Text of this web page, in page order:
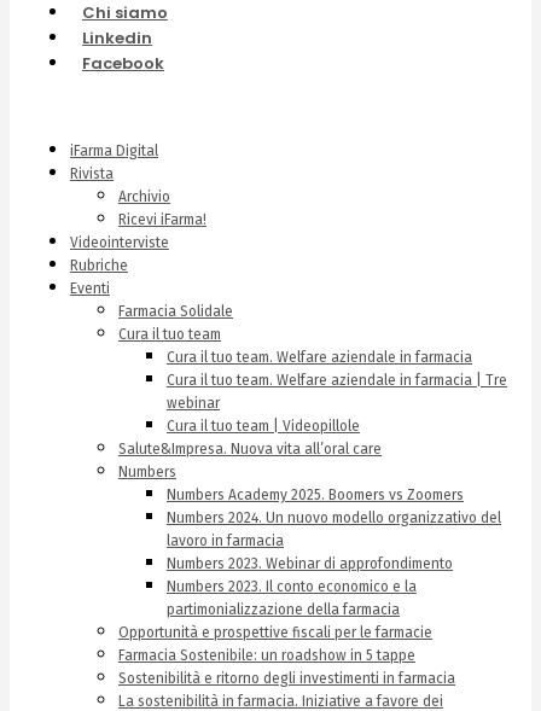
Chi siamo
Linkedin
Facebook
iFarma Digital
Rivista
Archivio
Ricevi iFarma!
Videointerviste
Rubriche
Eventi
Farmacia Solidale
Cura il tuo team
Cura il tuo team. Welfare aziendale in farmacia
Cura il tuo team. Welfare aziendale in farmacia | Tre
webinar
Cura il tuo team | Videopillole
Salute&Impresa. Nuova vita all’oral care
Numbers
Numbers Academy 2025. Boomers vs Zoomers
Numbers 2024. Un nuovo modello organizzativo del
lavoro in farmacia
Numbers 2023. Webinar di approfondimento
Numbers 2023. Il conto economico e la
partimonializzazione della farmacia
Opportunità e prospettive fiscali per le farmacie
Farmacia Sostenibile: un roadshow in 5 tappe
Sostenibilità e ritorno degli investimenti in farmacia
La sostenibilità in farmacia. Iniziative a favore dei